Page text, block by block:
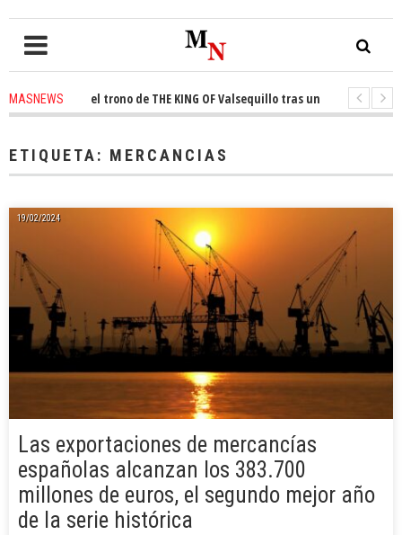
MASNEWSel trono de THE KING OF Valsequillo tras una jornada de
ETIQUETA: MERCANCIAS
19/02/2024
Las exportaciones de mercancías
españolas alcanzan los 383.700
millones de euros, el segundo mejor año
de la serie histórica